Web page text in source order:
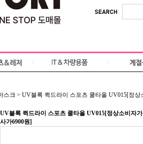
스크 > UV블록 퀵드라이 스포츠 쿨타올 UV015[정상
UV블록 퀵드라이 스포츠 쿨타올 UV015[정상소비자가
사가6900원]